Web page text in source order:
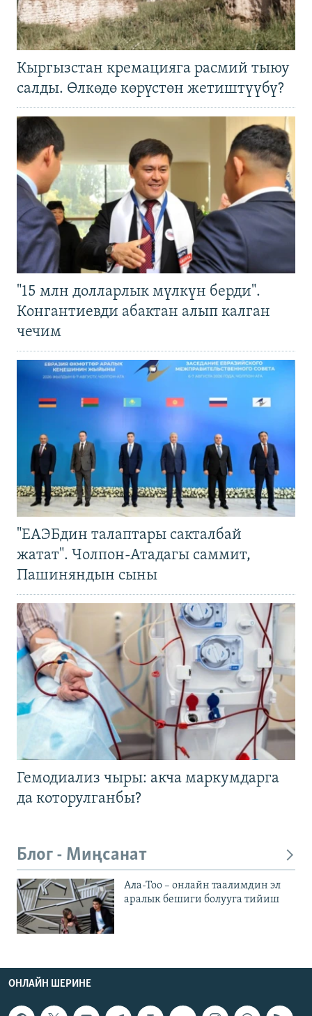
Кыргызстан кремацияга расмий тыюу
салды. Өлкөдө көрүстөн жетиштүүбү?
"15 млн долларлык мүлкүн берди".
Конгантиевди абактан алып калган
чечим
"ЕАЭБдин талаптары сакталбай
жатат". Чолпон-Атадагы саммит,
Пашиняндын сыны
Гемодиализ чыры: акча маркумдарга
да которулганбы?
Блог - Миңсанат
Ала-Тоо – онлайн таалимдин эл
аралык бешиги болууга тийиш
ОНЛАЙН ШЕРИНЕ